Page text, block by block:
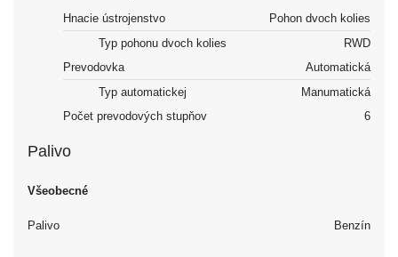
Hnacie ústrojenstvo
Pohon dvoch kolies
Typ pohonu dvoch kolies
RWD
Prevodovka
Automatická
Typ automatickej
Manumatická
Počet prevodových stupňov
6
Palivo
Všeobecné
Palivo Benzín